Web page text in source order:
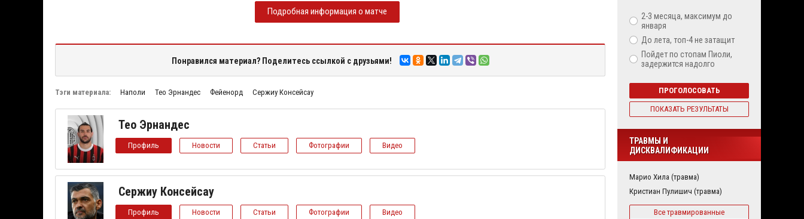
Подробная информация о матче
Понравился материал? Поделитесь ссылкой с друзьями!
Тэги материала: Наполи Тео Эрнандес Фейенорд Сержиу Консейсау
Тео Эрнандес
Профиль Новости Статьи Фотографии Видео
Сержиу Консейсау
Профиль Новости Статьи Фотографии Видео
2-3 месяца, максимум до
января
До лета, топ-4 не затащит
Пойдет по стопам Пиоли,
задержится надолго
ПРОГОЛОСОВАТЬ
ПОКАЗАТЬ РЕЗУЛЬТАТЫ
ТРАВМЫ И
ДИСКВАЛИФИКАЦИИ
Марио Хила (травма)
Кристиан Пулишич (травма)
Все травмированные